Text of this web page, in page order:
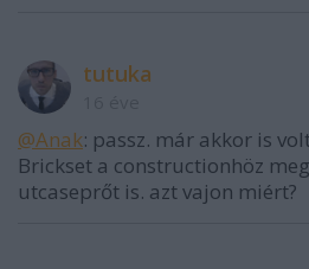
tutuka
@Anak: passz. már akkor is
Brickset a constructionhöz
utcaseprőt is. azt vajon miért?